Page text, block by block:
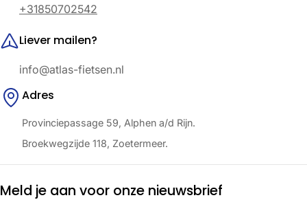
+31850702542
Liever mailen?
info@atlas-fietsen.nl
Adres
Provinciepassage 59, Alphen a/d Rijn.
Broekwegzijde 118, Zoetermeer.
Meld je aan voor onze nieuwsbrief